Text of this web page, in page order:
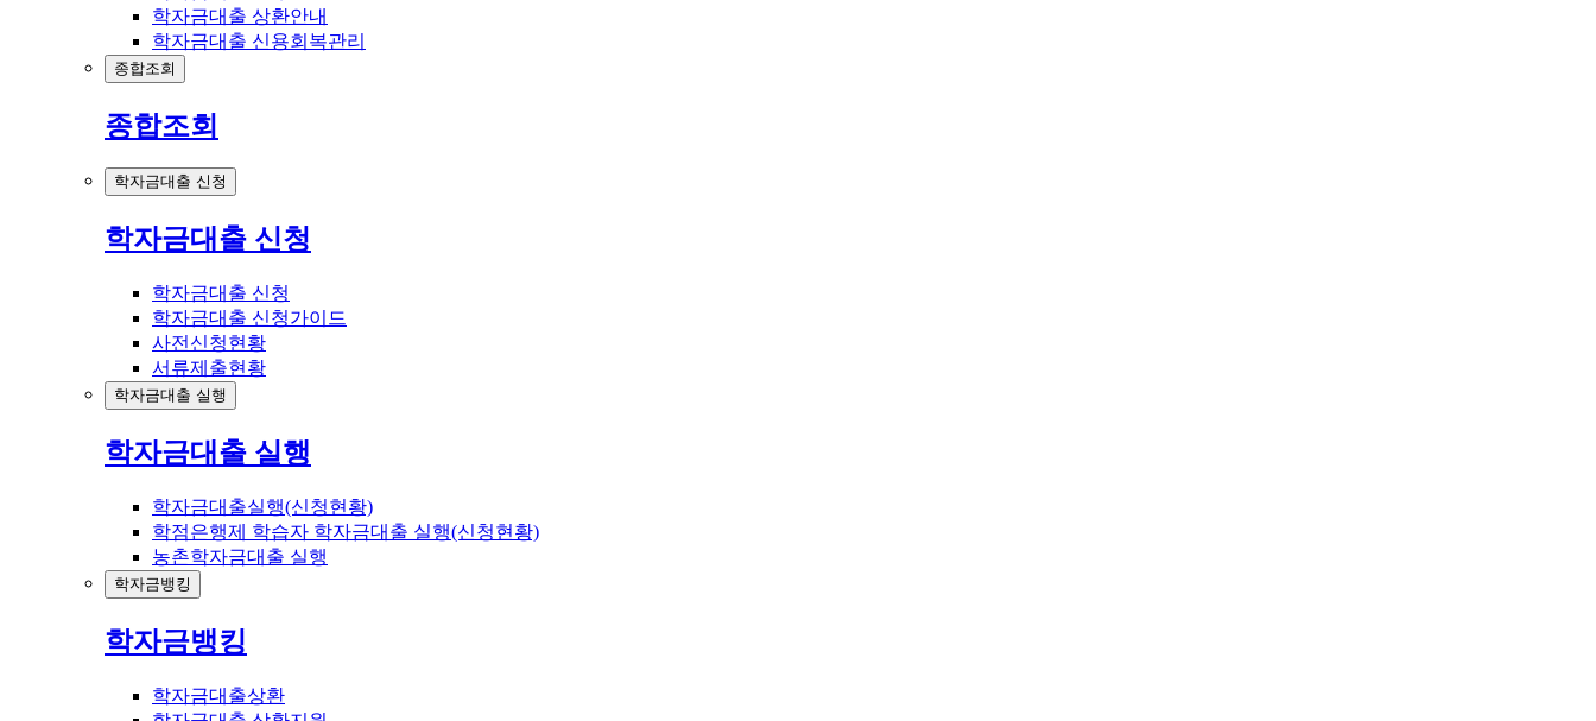
학자금대출 상환안내
학자금대출 신용회복관리
종합조회
종합조회
학자금대출 신청
학자금대출 신청
학자금대출 신청
학자금대출 신청가이드
사전신청현황
서류제출현황
학자금대출 실행
학자금대출 실행
학자금대출실행(신청현황)
학점은행제 학습자 학자금대출 실행(신청현황)
농촌학자금대출 실행
학자금뱅킹
학자금뱅킹
학자금대출상환